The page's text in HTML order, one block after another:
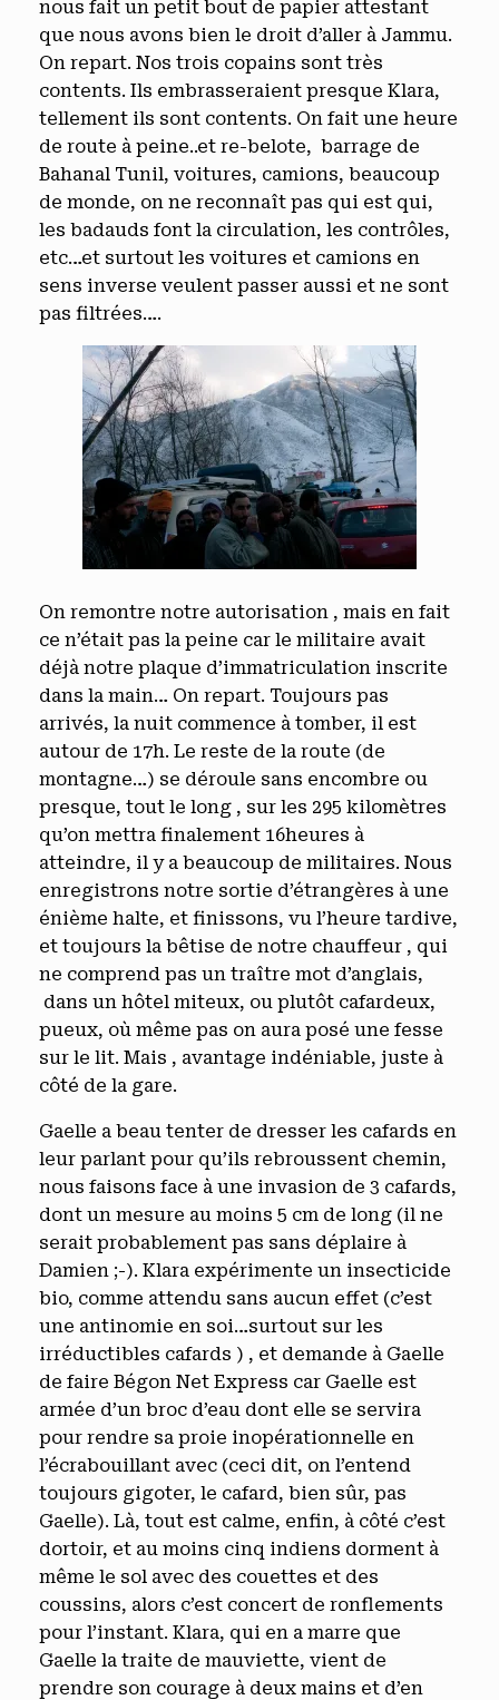
nous fait un petit bout de papier attestant
que nous avons bien le droit d’aller à Jammu.
On repart. Nos trois copains sont très
contents. Ils embrasseraient presque Klara,
tellement ils sont contents. On fait une heure
de route à peine..et re-belote, barrage de
Bahanal Tunil, voitures, camions, beaucoup
de monde, on ne reconnaît pas qui est qui,
les badauds font la circulation, les contrôles,
etc…et surtout les voitures et camions en
sens inverse veulent passer aussi et ne sont
pas filtrées….
On remontre notre autorisation , mais en fait
ce n’était pas la peine car le militaire avait
déjà notre plaque d’immatriculation inscrite
dans la main… On repart. Toujours pas
arrivés, la nuit commence à tomber, il est
autour de 17h. Le reste de la route (de
montagne…) se déroule sans encombre ou
presque, tout le long , sur les 295 kilomètres
qu’on mettra finalement 16heures à
atteindre, il y a beaucoup de militaires. Nous
enregistrons notre sortie d’étrangères à une
énième halte, et finissons, vu l’heure tardive,
et toujours la bêtise de notre chauffeur , qui
ne comprend pas un traître mot d’anglais,
dans un hôtel miteux, ou plutôt cafardeux,
pueux, où même pas on aura posé une fesse
sur le lit. Mais , avantage indéniable, juste à
côté de la gare.
Gaelle a beau tenter de dresser les cafards en
leur parlant pour qu’ils rebroussent chemin,
nous faisons face à une invasion de 3 cafards,
dont un mesure au moins 5 cm de long (il ne
serait probablement pas sans déplaire à
Damien ;-). Klara expérimente un insecticide
bio, comme attendu sans aucun effet (c’est
une antinomie en soi…surtout sur les
irréductibles cafards ) , et demande à Gaelle
de faire Bégon Net Express car Gaelle est
armée d’un broc d’eau dont elle se servira
pour rendre sa proie inopérationnelle en
l’écrabouillant avec (ceci dit, on l’entend
toujours gigoter, le cafard, bien sûr, pas
Gaelle). Là, tout est calme, enfin, à côté c’est
dortoir, et au moins cinq indiens dorment à
même le sol avec des couettes et des
coussins, alors c’est concert de ronflements
pour l’instant. Klara, qui en a marre que
Gaelle la traite de mauviette, vient de
prendre son courage à deux mains et d’en